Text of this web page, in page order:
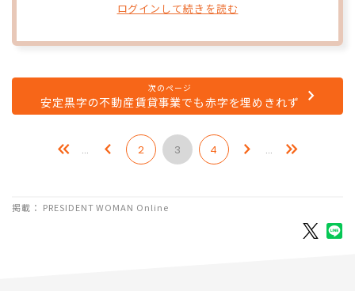
ログインして続きを読む
次のページ
安定黒字の不動産賃貸事業でも赤字を埋めきれず
… 2 3 4 …
掲載： PRESIDENT WOMAN Online